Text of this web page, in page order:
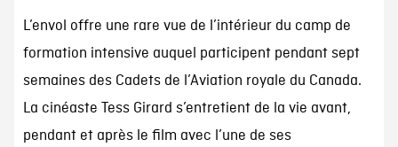
L’envol offre une rare vue de l’intérieur du camp de
formation intensive auquel participent pendant sept
semaines des Cadets de l’Aviation royale du Canada.
La cinéaste Tess Girard s’entretient de la vie avant,
pendant et après le film avec l’une de ses